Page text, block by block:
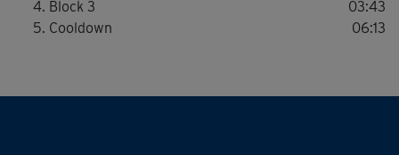
Übungen intensiver zu machen.
Block 3
03:43
Cooldown
06:13